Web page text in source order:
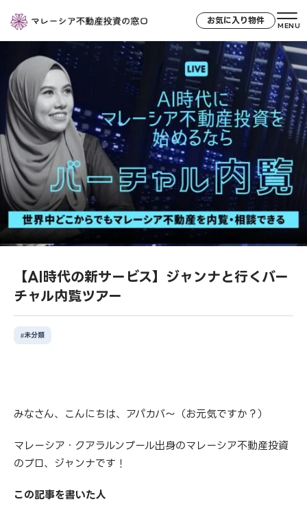
お気に入り物件
MENU
【AI時代の新サービス】ジャンナと行くバー
チャル内覧ツアー
未分類
みなさん、こんにちは、アパカバ〜（お元気ですか？）
マレーシア・クアラルンプール出身のマレーシア不動産投資
のプロ、ジャンナです！
この記事を書いた人